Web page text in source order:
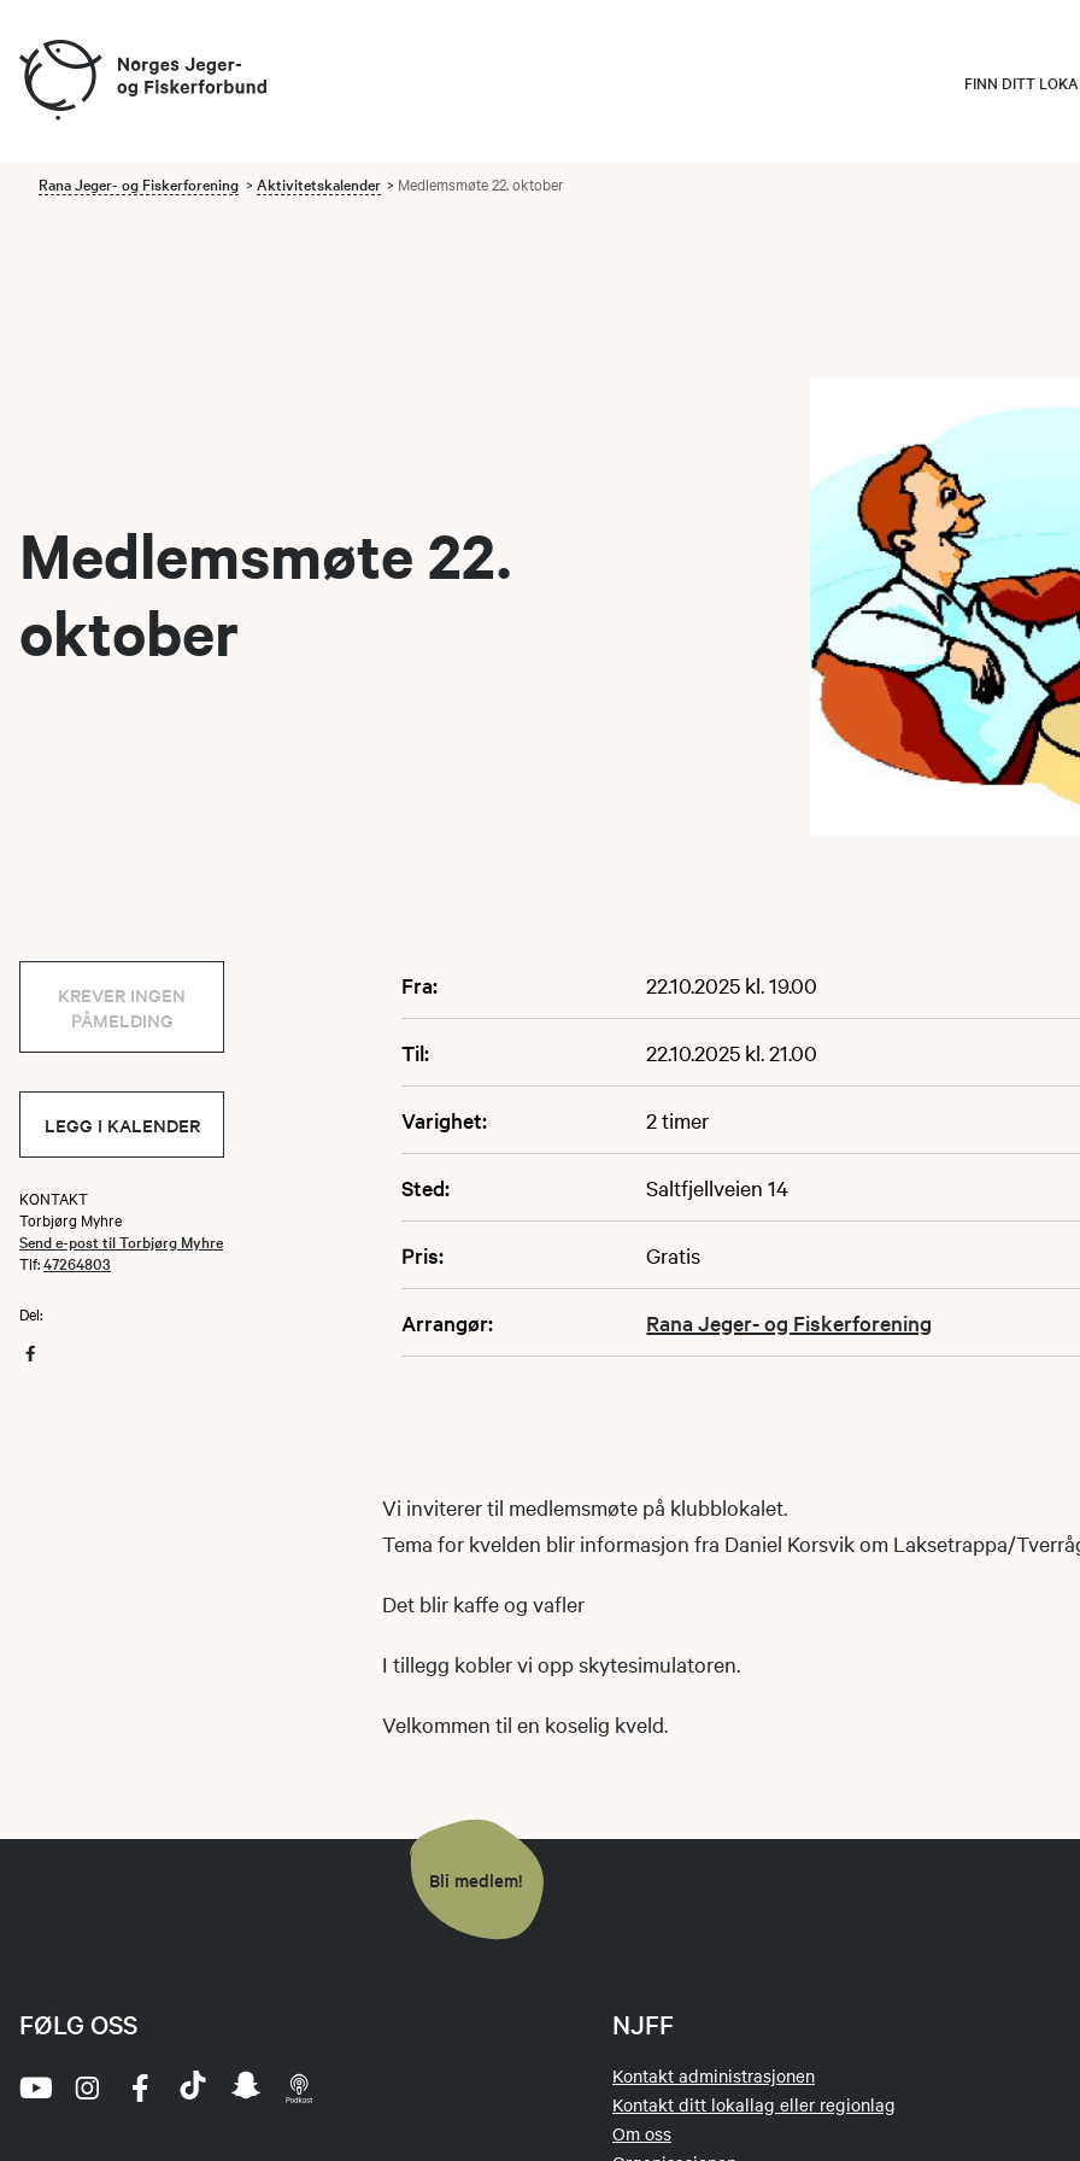
FINN DITT
Rana Jeger- og Fiskerforening Aktivitetskalender Medlemsmøte 22. oktober
Medlemsmøte 22.
oktober
Fra: 22.10.2025 kl. 19.00
Til: 22.10.2025 kl. 21.00
Varighet: 2 timer
Sted: Saltfjellveien 14
Pris: Gratis
Arrangør: Rana Jeger- og Fiskerforening
KREVER INGEN
PÅMELDING
LEGG I KALENDER
KONTAKT
Torbjørg Myhre
Send e-post til Torbjørg Myhre
Tlf:47264803
Del:
Vi inviterer til medlemsmøte på klubblokalet.
Tema for kvelden blir informasjon fra Daniel Korsvik om Laksetrappa/
Det blir kaffe og vafler
I tillegg kobler vi opp skytesimulatoren.
Velkommen til en koselig kveld.
Bli medlem!
NJFF
Kontakt administrasjonen
Kontakt ditt lokallag eller regionlag
Om oss
FØLG OSS